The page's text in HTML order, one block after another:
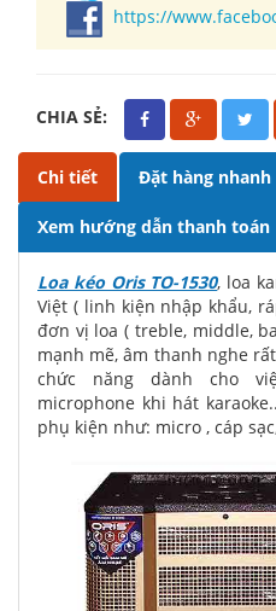
https://
CHIA SẺ:
Chi tiết Đặt hàng nhanh
Xem hướng dẫn thanh toán
Loa kéo Oris TO-1530, loa
Việt ( linh kiện nhập khẩu,
đơn vị loa ( treble, middle,
mạnh mẽ, âm thanh nghe
chức năng dành cho
microphone khi hát
phụ kiện như: micro , cáp